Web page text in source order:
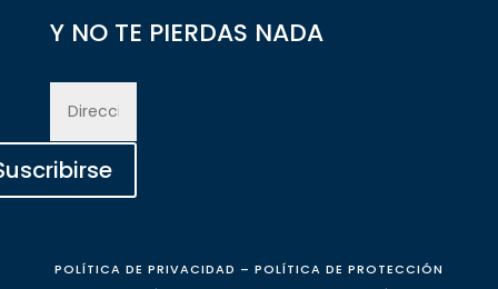
Y NO TE PIERDAS NADA
POLÍTICA DE PRIVACIDAD – POLÍTICA DE PROTECCIÓN